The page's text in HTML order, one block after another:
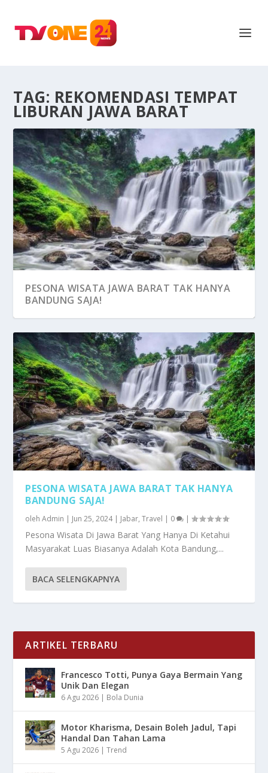
TAG: REKOMENDASI TEMPAT
LIBURAN JAWA BARAT
PESONA WISATA JAWA BARAT TAK HANYA
BANDUNG SAJA!
PESONA WISATA JAWA BARAT TAK HANYA
BANDUNG SAJA!
olehAdmin | Jun 25, 2024| Jabar,Travel | 0 |
Pesona Wisata Di Jawa Barat Yang Hanya Di Ketahui
Masyarakat Luas Biasanya Adalah Kota Bandung,...
BACA SELENGKAPNYA
ARTIKEL TERBARU
Francesco Totti, Punya Gaya Bermain Yang
Unik Dan Elegan
6 Agu 2026 | Bola Dunia
Motor Kharisma, Desain Boleh Jadul, Tapi
Handal Dan Tahan Lama
5 Agu 2026 |Trend